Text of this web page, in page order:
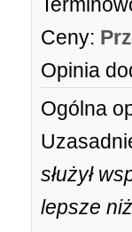
Ceny:
Opinia
Ogólna
służył
lepsze